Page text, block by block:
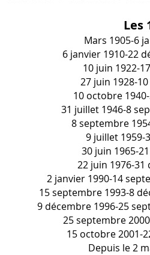
Les
Mars 1905-6
6 janvier 1910-22
10 juin 1922-
27 juin 1928-
10 octobre
31 juillet 1946-8
8 septembre
9 juillet 1959-
30 juin 1965-
22 juin 1976-31
2 janvier 1990-14
15 septembre 1993-8
9 décembre 1996-25
25 septembre
15 octobre 2001-
Depuis le 2